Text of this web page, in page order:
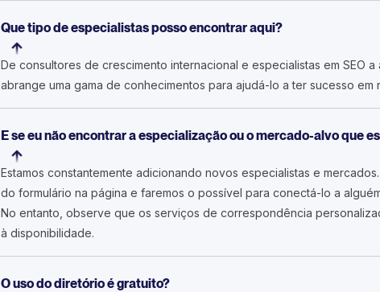
Que tipo de especialistas posso encontrar aqui?
De consultores de crescimento internacional e especialistas em SEO
abrange uma gama de conhecimentos para ajudá-lo a ter sucesso em
E se eu não encontrar a especialização ou o mercado-alvo que
Estamos constantemente adicionando novos especialistas e
do formulário na página e faremos o possível para conectá-lo a
No entanto, observe que os serviços de correspondência
à disponibilidade.
O uso do diretório é gratuito?